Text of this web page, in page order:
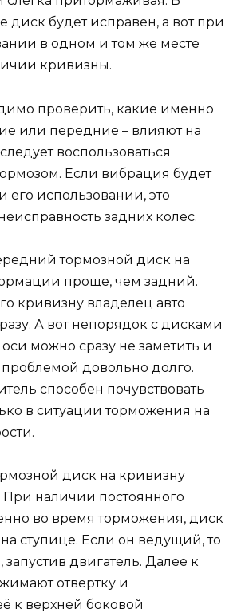
диск будет исправен, а вот при
в одном и том же месте
кривизны.
проверить, какие именно
или передние – влияют на
воспользоваться
Если вибрация будет
использовании, это
задних колес.
тормозной диск на
проще, чем задний.
кривизну владелец авто
А вот непорядок с дисками
можно сразу не заметить и
проблемой довольно долго.
способен почувствовать
в ситуации торможения на
диск на кривизну
наличии постоянного
во время торможения, диск
ступице. Если он ведущий, то
запустив двигатель. Далее к
отвертку и
к верхней боковой